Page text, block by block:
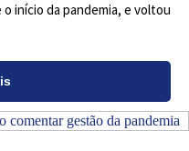
início da pandemia, e voltou